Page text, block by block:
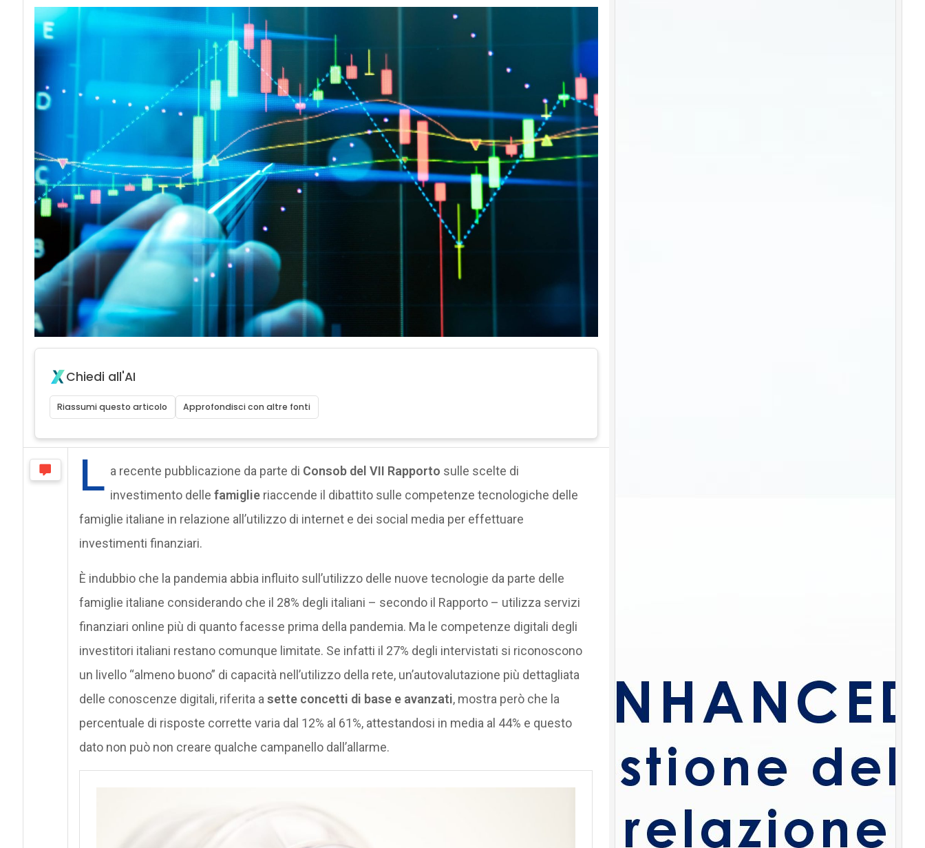
Chiedi all'AI
Riassumi questo articolo Approfondisci con altre fonti
L a recente pubblicazione da parte di Consob del VII Rapporto sulle scelte di
investimento delle famiglieriaccende il dibattito sulle competenze tecnologiche delle
famiglie italiane in relazione all’utilizzo di internet e dei social media per effettuare
investimenti finanziari.
È indubbio che la pandemia abbia influito sull’utilizzo delle nuove tecnologie da parte delle
famiglie italiane considerando che il 28% degli italiani – secondo il Rapporto – utilizza servizi
finanziari online più di quanto facesse prima della pandemia. Ma le competenze digitali degli
investitori italiani restano comunque limitate. Se infatti il 27% degli intervistati si riconoscono
un livello “almeno buono” di capacità nell’utilizzo della rete, un’autovalutazione più dettagliata
delle conoscenze digitali, riferita a sette concetti di base e avanzati, mostra però che la
percentuale di risposte corrette varia dal 12% al 61%, attestandosi in media al 44% e questo
dato non può non creare qualche campanello dall’allarme.